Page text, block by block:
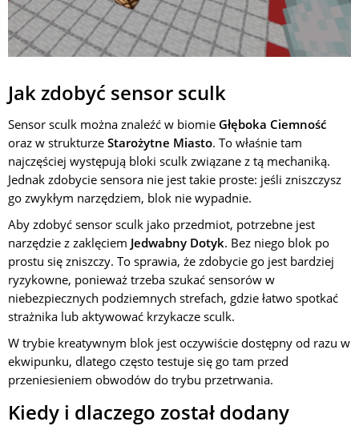
Jak zdobyć sensor sculk
Sensor sculk można znaleźć w biomie Głęboka Ciemność
oraz w strukturze Starożytne Miasto. To właśnie tam
najczęściej występują bloki sculk związane z tą mechaniką.
Jednak zdobycie sensora nie jest takie proste: jeśli zniszczysz
go zwykłym narzędziem, blok nie wypadnie.
Aby zdobyć sensor sculk jako przedmiot, potrzebne jest
narzędzie z zaklęciem Jedwabny Dotyk. Bez niego blok po
prostu się zniszczy. To sprawia, że zdobycie go jest bardziej
ryzykowne, ponieważ trzeba szukać sensorów w
niebezpiecznych podziemnych strefach, gdzie łatwo spotkać
strażnika lub aktywować krzykacze sculk.
W trybie kreatywnym blok jest oczywiście dostępny od razu w
ekwipunku, dlatego często testuje się go tam przed
przeniesieniem obwodów do trybu przetrwania.
Kiedy i dlaczego został dodany